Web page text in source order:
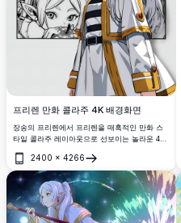
프리렌 만화 콜라주 4K 배경화면
장송의 프리렌에서 프리렌을 매혹적인 만화 스
타일 콜라주 레이아웃으로 선보이는 놀라운 4K
눈을 가진 사랑받는 엘프 마법사를 보여주며, 고
해상도 데스크톱이나 모바일 배경을 찾는 애니
메이션 애호가들에게 완벽합니다.
2400 × 4266
열기